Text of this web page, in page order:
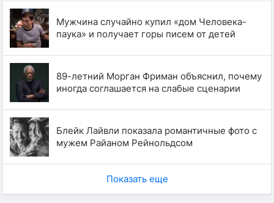
Мужчина случайно купил «дом Человека-
паука» и получает горы писем от детей
89-летний Морган Фриман объяснил, почему
иногда соглашается на слабые сценарии
Блейк Лайвли показала романтичные фото с
мужем Райаном Рейнольдсом
Показать еще